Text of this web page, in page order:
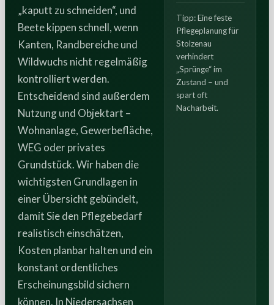
„kaputt zu schneiden“, und
Beete kippen schnell, wenn
Kanten, Randbereiche und
Wildwuchs nicht regelmäßig
kontrolliert werden.
Entscheidend sind außerdem
Nutzung und Objektart –
Wohnanlage, Gewerbefläche,
WEG oder privates
Grundstück. Wir haben die
wichtigsten Grundlagen in
einer Übersicht gebündelt,
damit Sie den Pflegebedarf
realistisch einschätzen,
Kosten planbar halten und ein
konstant ordentliches
Erscheinungsbild sichern
können. In Niedersachsen
Tipp: Eine feste
Pflegeplanung für
Stolzenau
verhindert
„Sprünge“ im
Zustand – und
spart oft
Nacharbeit.